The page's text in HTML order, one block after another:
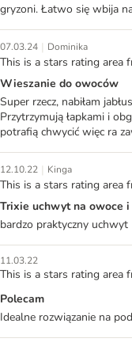
gryzoni. Łatwo się wbija
07.03.24 | Dominika
This is a stars rating area
Wieszanie do owoców
Super rzecz, nabiłam
Przytrzymują łapkami i
potrafią chwycić więc ra
12.10.22 | Kinga
This is a stars rating area
Trixie uchwyt na owoce
bardzo praktyczny uchwyt
11.03.22
This is a stars rating area
Polecam
Idealne rozwiązanie na